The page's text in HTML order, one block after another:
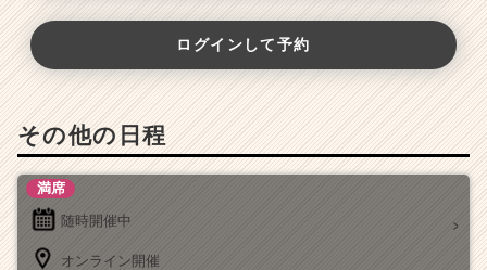
ログインして予約
その他の日程
随時開催中
満席
オンライン開催